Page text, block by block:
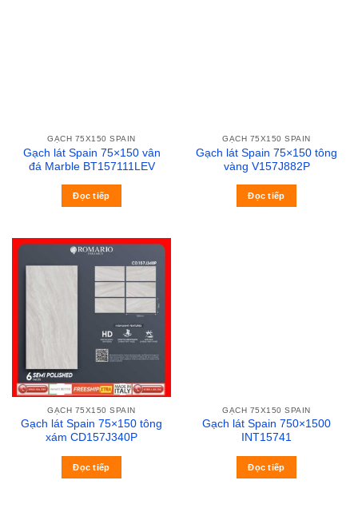
GẠCH 75X150 SPAIN
Gạch lát Spain 75×150 vân
đá Marble BT157111LEV
Đọc tiếp
GẠCH 75X150 SPAIN
Gạch lát Spain 75×150 tông
vàng V157J882P
Đọc tiếp
GẠCH 75X150 SPAIN
Gạch lát Spain 75×150 tông
xám CD157J340P
Đọc tiếp
GẠCH 75X150 SPAIN
Gạch lát Spain 750×1500
INT15741
Đọc tiếp